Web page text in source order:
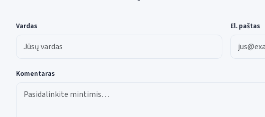
Vardas El. paštas
Komentaras